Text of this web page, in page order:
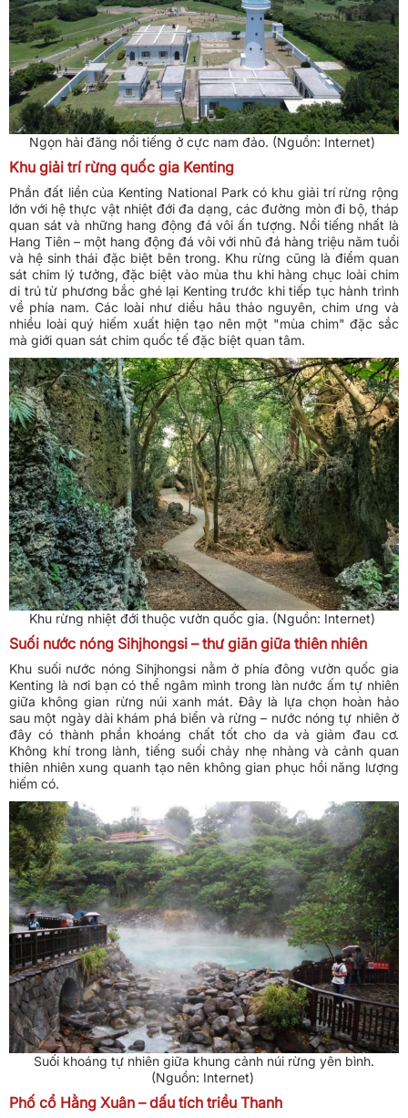
Ngọn hải đăng nổi tiếng ở cực nam đảo. (Nguồn: Internet)
Khu giải trí rừng quốc gia Kenting
Phần đất liền của Kenting National Park có khu giải trí rừng rộng
lớn với hệ thực vật nhiệt đới đa dạng, các đường mòn đi bộ, tháp
quan sát và những hang động đá vôi ấn tượng. Nổi tiếng nhất là
Hang Tiên – một hang động đá vôi với nhũ đá hàng triệu năm tuổi
và hệ sinh thái đặc biệt bên trong. Khu rừng cũng là điểm quan
sát chim lý tưởng, đặc biệt vào mùa thu khi hàng chục loài chim
di trú từ phương bắc ghé lại Kenting trước khi tiếp tục hành trình
về phía nam. Các loài như diều hâu thảo nguyên, chim ưng và
nhiều loài quý hiếm xuất hiện tạo nên một "mùa chim" đặc sắc
mà giới quan sát chim quốc tế đặc biệt quan tâm.
Khu rừng nhiệt đới thuộc vườn quốc gia. (Nguồn: Internet)
Suối nước nóng Sihjhongsi – thư giãn giữa thiên nhiên
Khu suối nước nóng Sihjhongsi nằm ở phía đông vườn quốc gia
Kenting là nơi bạn có thể ngâm mình trong làn nước ấm tự nhiên
giữa không gian rừng núi xanh mát. Đây là lựa chọn hoàn hảo
sau một ngày dài khám phá biển và rừng – nước nóng tự nhiên ở
đây có thành phần khoáng chất tốt cho da và giảm đau cơ.
Không khí trong lành, tiếng suối chảy nhẹ nhàng và cảnh quan
thiên nhiên xung quanh tạo nên không gian phục hồi năng lượng
hiếm có.
Suối khoáng tự nhiên giữa khung cảnh núi rừng yên bình.
(Nguồn: Internet)
Phố cổ Hằng Xuân – dấu tích triều Thanh